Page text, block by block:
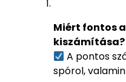
Miért fontos
kiszámítása?
A pontos
spórol,